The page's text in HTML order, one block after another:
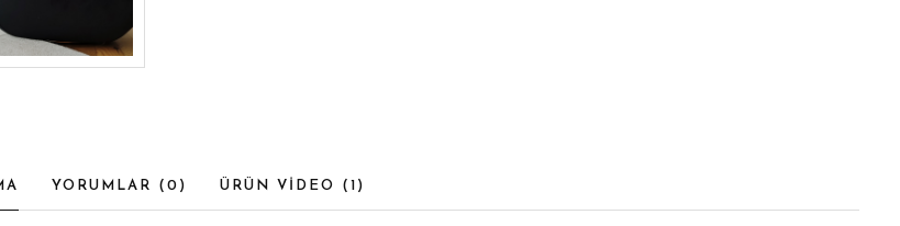
YORUMLAR ( 0 ) ÜRÜN VİDEO ( 1 )